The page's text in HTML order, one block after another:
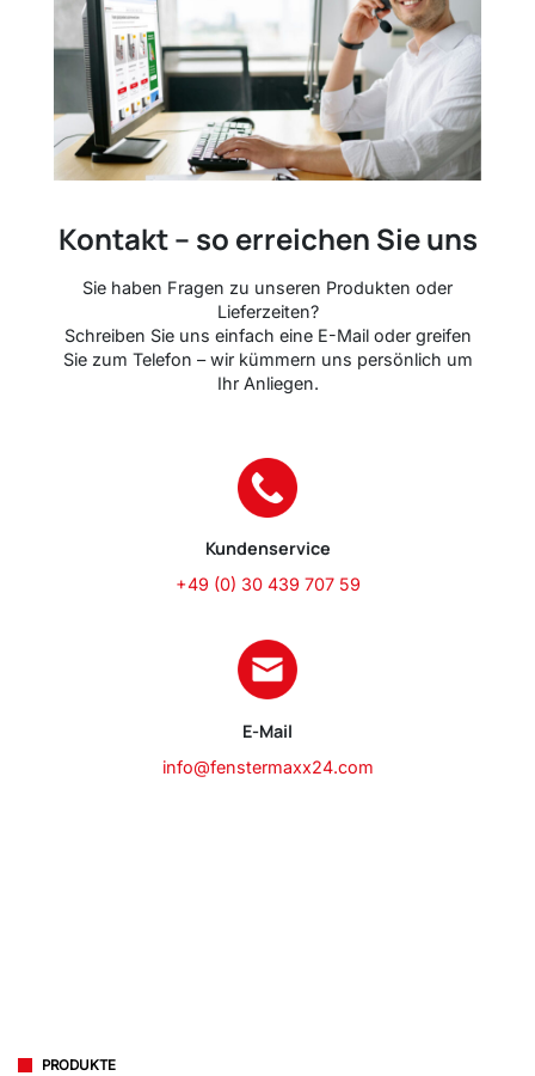
Kontakt – so erreichen Sie uns
Sie haben Fragen zu unseren Produkten oder
Lieferzeiten?
Schreiben Sie uns einfach eine E-Mail oder greifen
Sie zum Telefon – wir kümmern uns persönlich um
Ihr Anliegen.
Kundenservice
+49 (0) 30 439 707 59
E-Mail
info@fenstermaxx24.com
PRODUKTE